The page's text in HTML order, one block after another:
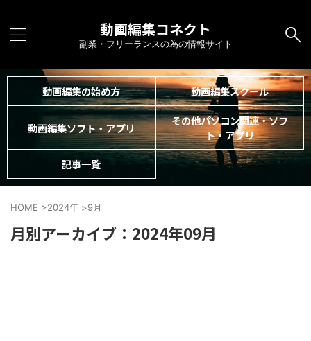
動画編集コネクト
副業・フリーランスの為の情報サイト
動画編集の始め方 動画編集スクール
動画編集ソフト・アプリ
その他パソコン関連・ソフ
ト・アプリ
記事一覧
HOME >2024年 >9月
月別アーカイブ：2024年09月